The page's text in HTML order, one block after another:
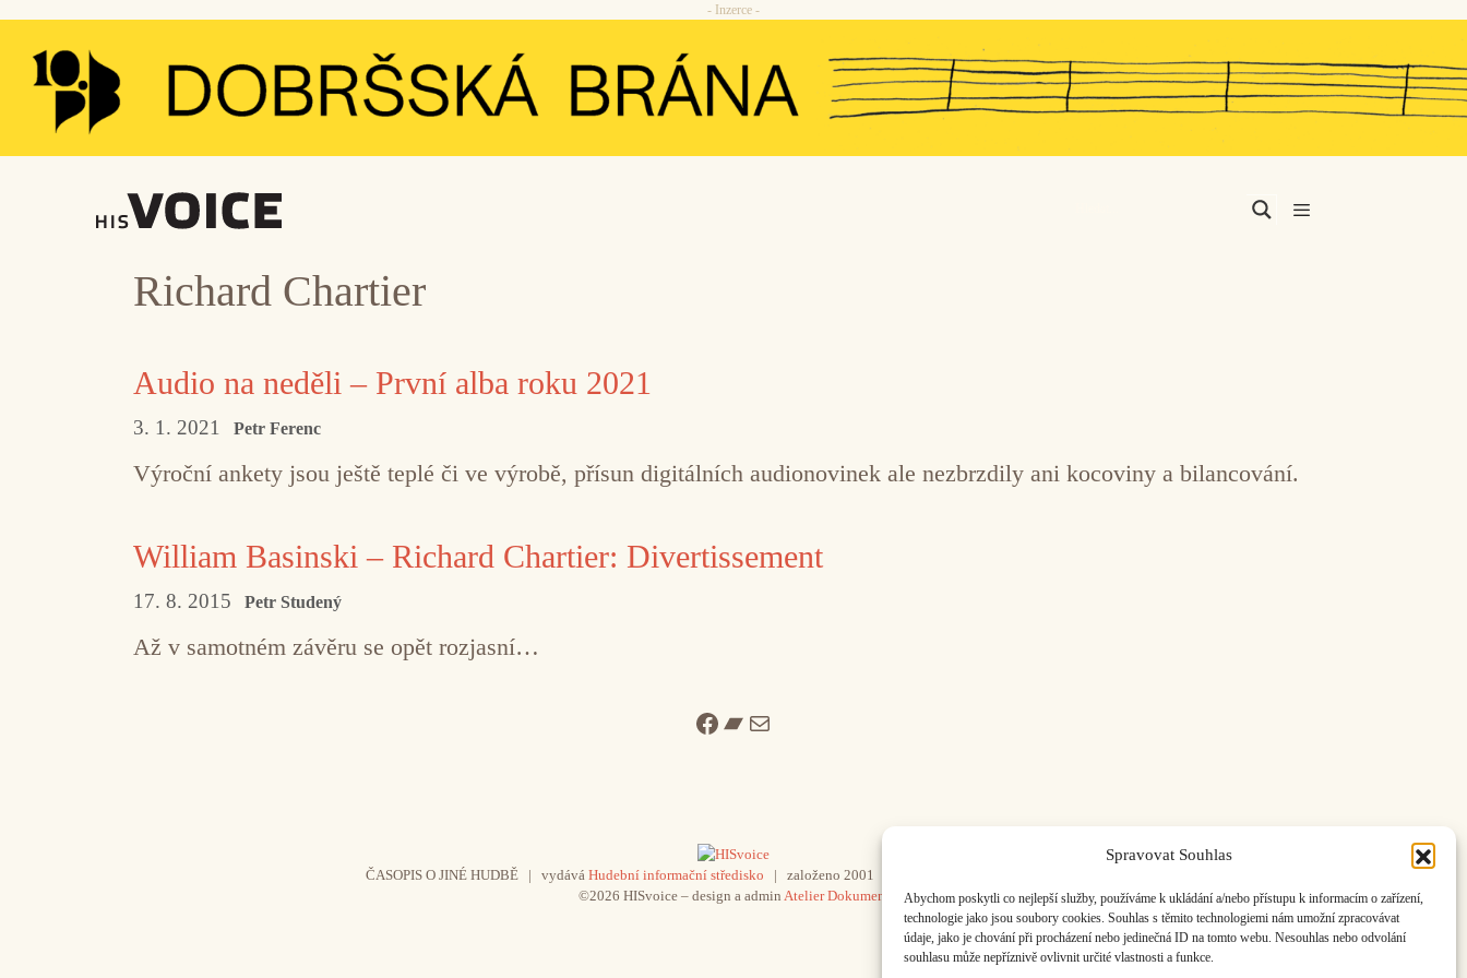
Spravovat Souhlas
Abychom poskytli co nejlepší služby, používáme k ukládání a/nebo přístupu k informacím o zařízení,
technologie jako jsou soubory cookies. Souhlas s těmito technologiemi nám umožní zpracovávat
údaje, jako je chování při procházení nebo jedinečná ID na tomto webu. Nesouhlas nebo odvolání
souhlasu může nepříznivě ovlivnit určité vlastnosti a funkce.
Přeskočit
obsah
- Inzerce -
Richard Chartier
Audio na neděli – První alba roku 2021
3. 1. 2021 Petr Ferenc
Výroční ankety jsou ještě teplé či ve výrobě, přísun digitálních audionovinek ale nezbrzdily ani kocoviny a bilancování.
William Basinski – Richard Chartier: Divertissement
17. 8. 2015 Petr Studený
Až v samotném závěru se opět rozjasní…
Facebook
Bandcamp
Mail
ČASOPIS O JINÉ HUDBĚ | vydává Hudební informační středisko | založeno 2001 | Kontaktujte nás:
©2026 HISvoice – design a admin Atelier Dokument